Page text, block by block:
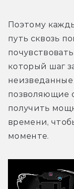
Поэтому
путь сквозь
который шаг
позволяющие
получить
времени,
моменте.